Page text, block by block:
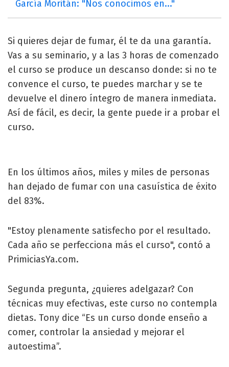
García Moritán: "Nos conocimos en..."
Si quieres dejar de fumar, él te da una garantía.
Vas a su seminario, y a las 3 horas de comenzado
el curso se produce un descanso donde: si no te
convence el curso, te puedes marchar y se te
devuelve el dinero íntegro de manera inmediata.
Así de fácil, es decir, la gente puede ir a probar el
curso.
En los últimos años, miles y miles de personas
han dejado de fumar con una casuística de éxito
del 83%.
"Estoy plenamente satisfecho por el resultado.
Cada año se perfecciona más el curso", contó a
PrimiciasYa.com.
Segunda pregunta, ¿quieres adelgazar? Con
técnicas muy efectivas, este curso no contempla
dietas. Tony dice “Es un curso donde enseño a
comer, controlar la ansiedad y mejorar el
autoestima”.